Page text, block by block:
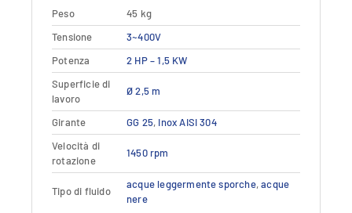
Dettagli
Questo
prodotto
ha
Le
opzioni
possono
scelte
Peso
45 kg
Tensione
3~400V
Potenza
2 HP – 1,5 KW
Superficie di
lavoro
Ø 2,5 m
Girante GG 25, Inox AISI 304
Velocità di
rotazione
1450 rpm
Tipo di fluido
acque leggermente sporche,acque
nere